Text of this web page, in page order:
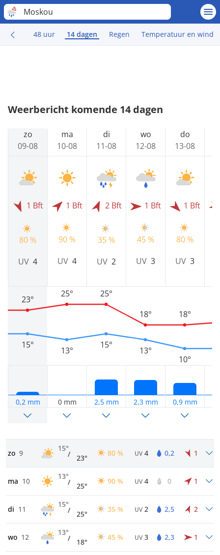
Moskou
48 uur 14 dagen Regen Temperatuur en wind
Weerbericht komende 14 dagen
zo
09-08
1 Bft
80 %
UV 4
15°
23°
0,2 mm
ma
10-08
1 Bft
90 %
UV 4
13°
25°
0 mm
di
11-08
2 Bft
35 %
UV 2
15°
25°
2,5 mm
wo
12-08
1 Bft
45 %
UV 3
13°
18°
2,3 mm
do
13-08
1 Bft
80 %
UV 3
10°
18°
0,9 mm
zo 9
15°
/ 23°
80 % UV 4 0,2 1
ma 10
13°
/ 25°
90 % UV 4 0 1
di 11
15°
/ 25°
35 % UV 2 2,5 2
wo 12
13°
/ 18°
45 % UV 3 2,3 1